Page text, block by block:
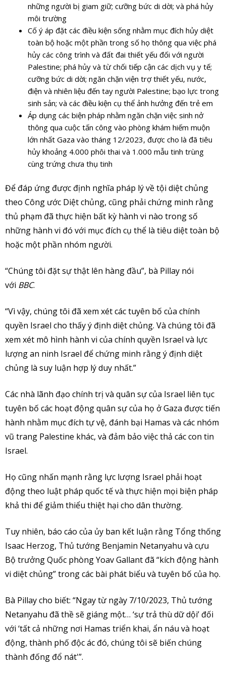
những người bị giam giữ; cưỡng bức di dời; và phá hủy
môi trường
Cố ý áp đặt các điều kiện sống nhằm mục đích hủy diệt
toàn bộ hoặc một phần trong số họ thông qua việc phá
hủy các công trình và đất đai thiết yếu đối với người
Palestine; phá hủy và từ chối tiếp cận các dịch vụ y tế;
cưỡng bức di dời; ngăn chặn viện trợ thiết yếu, nước,
điện và nhiên liệu đến tay người Palestine; bạo lực trong
sinh sản; và các điều kiện cụ thể ảnh hưởng đến trẻ em
Áp dụng các biện pháp nhằm ngăn chặn việc sinh nở
thông qua cuộc tấn công vào phòng khám hiếm muộn
lớn nhất Gaza vào tháng 12/2023, được cho là đã tiêu
hủy khoảng 4.000 phôi thai và 1.000 mẫu tinh trùng
cùng trứng chưa thụ tinh
Để đáp ứng được định nghĩa pháp lý về tội diệt chủng
theo Công ước Diệt chủng, cũng phải chứng minh rằng
thủ phạm đã thực hiện bất kỳ hành vi nào trong số
những hành vi đó với mục đích cụ thể là tiêu diệt toàn bộ
hoặc một phần nhóm người.
“Chúng tôi đặt sự thật lên hàng đầu”, bà Pillay nói
với BBC.
“Vì vậy, chúng tôi đã xem xét các tuyên bố của chính
quyền Israel cho thấy ý định diệt chủng. Và chúng tôi đã
xem xét mô hình hành vi của chính quyền Israel và lực
lượng an ninh Israel để chứng minh rằng ý định diệt
chủng là suy luận hợp lý duy nhất.”
Các nhà lãnh đạo chính trị và quân sự của Israel liên tục
tuyên bố các hoạt động quân sự của họ ở Gaza được tiến
hành nhằm mục đích tự vệ, đánh bại Hamas và các nhóm
vũ trang Palestine khác, và đảm bảo việc thả các con tin
Israel.
Họ cũng nhấn mạnh rằng lực lượng Israel phải hoạt
động theo luật pháp quốc tế và thực hiện mọi biện pháp
khả thi để giảm thiểu thiệt hại cho dân thường.
Tuy nhiên, báo cáo của ủy ban kết luận rằng Tổng thống
Isaac Herzog, Thủ tướng Benjamin Netanyahu và cựu
Bộ trưởng Quốc phòng Yoav Gallant đã “kích động hành
vi diệt chủng” trong các bài phát biểu và tuyên bố của họ.
Bà Pillay cho biết: “Ngay từ ngày 7/10/2023, Thủ tướng
Netanyahu đã thề sẽ giáng một… ‘sự trả thù dữ dội’ đối
với ‘tất cả những nơi Hamas triển khai, ẩn náu và hoạt
động, thành phố độc ác đó, chúng tôi sẽ biến chúng
thành đống đổ nát'”.